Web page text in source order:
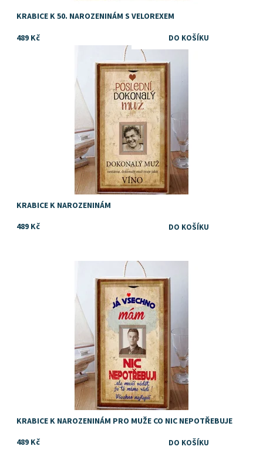
KRABICE K 50. NAROZENINÁM S VELOREXEM
489 Kč
TIP na dárek k narozeninám pro muže
Skladem
KRABICE K NAROZENINÁM
489 Kč
Skladem
KRABICE K NAROZENINÁM PRO MUŽE CO NIC NEPOTŘEBUJE
489 Kč